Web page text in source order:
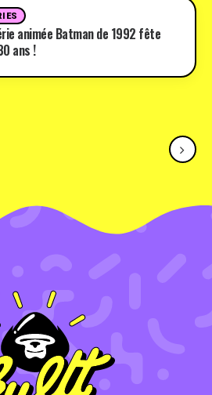
animée Batman de 1992 fête
ans !